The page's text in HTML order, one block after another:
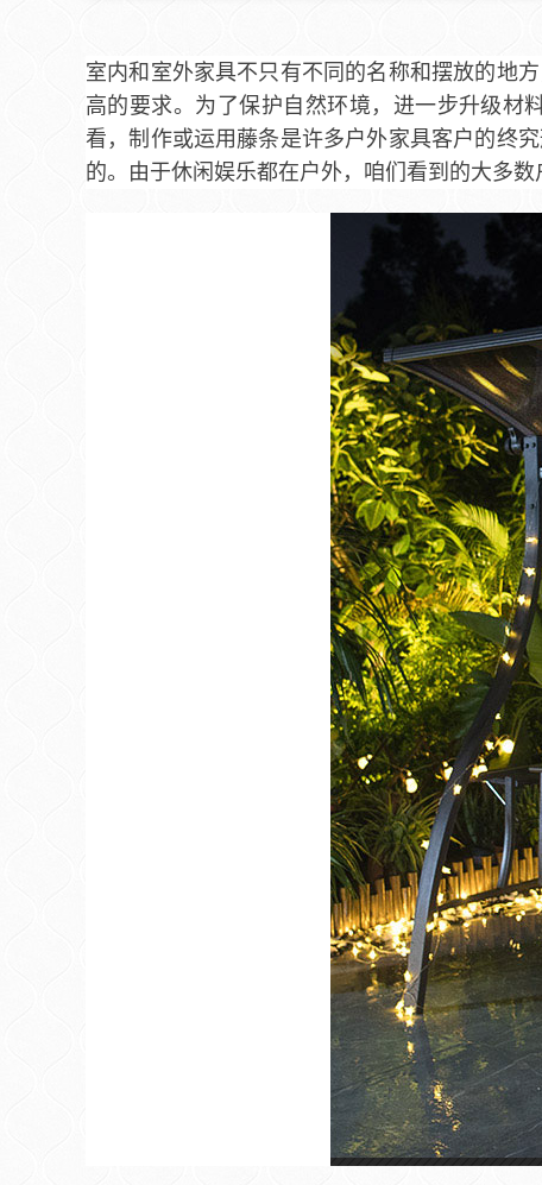
室内和室外家具不只有不同的名称和摆放的地
高的要求。为了保护自然环境，进一步升级材
看，制作或运用藤条是许多户外家具客户的终
的。由于休闲娱乐都在户外，咱们看到的大多